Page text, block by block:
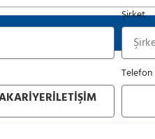
Ortağınız
Şirket
Telefon
KARIYERİLETIŞIM